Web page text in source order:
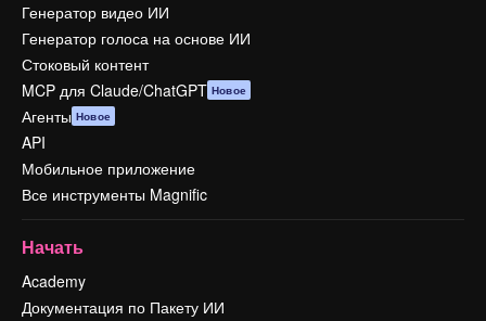
Генератор видео ИИ
Генератор голоса на основе ИИ
Стоковый контент
MCP для Claude/ChatGPT Новое
Агенты Новое
API
Мобильное приложение
Все инструменты Magnific
Начать
Academy
Документация по Пакету ИИ